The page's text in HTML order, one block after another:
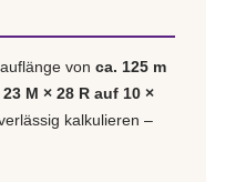
von ca. 125 m
M × 28 R auf 10 ×
kalkulieren –